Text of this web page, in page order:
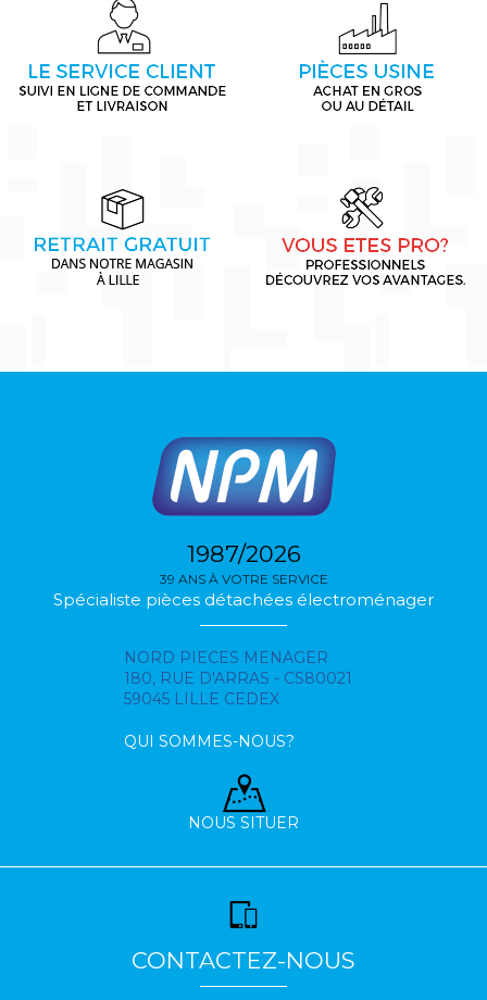
1987/2026
39 ANS À VOTRE SERVICE
Spécialiste pièces détachées électroménager
NORD PIECES MENAGER
180, RUE D'ARRAS - CS80021
59045 LILLE CEDEX
QUI SOMMES-NOUS?
NOUS SITUER
CONTACTEZ-NOUS